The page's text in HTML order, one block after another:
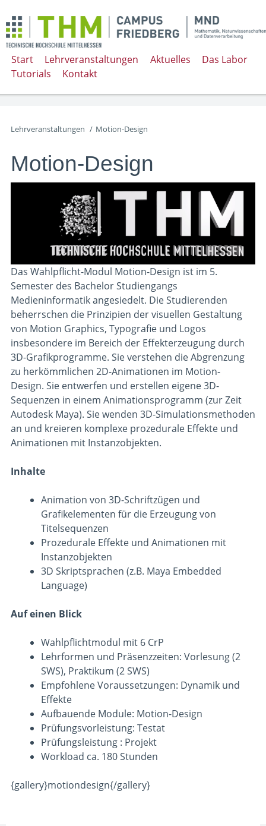
Start Lehrveranstaltungen Aktuelles
Das Labor
Tutorials
Kontakt
Lehrveranstaltungen / Motion-Design
Motion-Design
Das Wahlpflicht-Modul Motion-Design ist im 5.
Semester des Bachelor Studiengangs
Medieninformatik angesiedelt. Die Studierenden
beherrschen die Prinzipien der visuellen Gestaltung
von Motion Graphics, Typografie und Logos
insbesondere im Bereich der Effekterzeugung durch
3D-Grafikprogramme. Sie verstehen die Abgrenzung
zu herkömmlichen 2D-Animationen im Motion-
Design. Sie entwerfen und erstellen eigene 3D-
Sequenzen in einem Animationsprogramm (zur Zeit
Autodesk Maya). Sie wenden 3D-Simulationsmethoden
an und kreieren komplexe prozedurale Effekte und
Animationen mit Instanzobjekten.
Inhalte
Animation von 3D-Schriftzügen und
Grafikelementen für die Erzeugung von
Titelsequenzen
Prozedurale Effekte und Animationen mit
Instanzobjekten
3D Skriptsprachen (z.B. Maya Embedded
Language)
Auf einen Blick
Wahlpflichtmodul mit 6 CrP
Lehrformen und Präsenzzeiten: Vorlesung (2
SWS), Praktikum (2 SWS)
Empfohlene Voraussetzungen: Dynamik und
Effekte
Aufbauende Module: Motion-Design
Prüfungsvorleistung: Testat
Prüfungsleistung : Projekt
Workload ca. 180 Stunden
{gallery}motiondesign{/gallery}